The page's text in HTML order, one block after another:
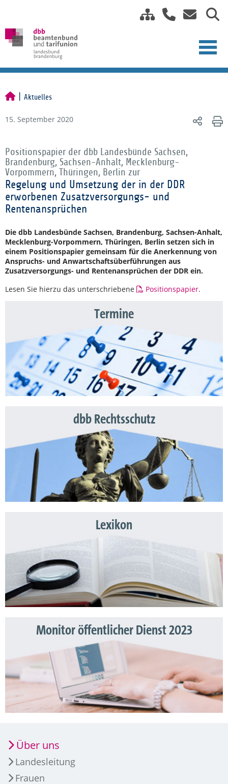
Aktuelles
15. September 2020
Positionspapier der dbb Landesbünde Sachsen,
Brandenburg, Sachsen-Anhalt, Mecklenburg-
Vorpommern, Thüringen, Berlin zur
Regelung und Umsetzung der in der DDR
erworbenen Zusatzversorgungs- und
Rentenansprüchen
Die dbb Landesbünde Sachsen, Brandenburg, Sachsen-Anhalt,
Mecklenburg-Vorpommern, Thüringen, Berlin setzen sich in
einem Positionspapier gemeinsam für die Anerkennung von
Anspruchs- und Anwartschaftsüberführungen aus
Zusatzversorgungs- und Rentenansprüchen der DDR ein.
Lesen Sie hierzu das unterschriebene
Positionspapier.
Termine
dbb Rechtsschutz
Lexikon
Monitor öffentlicher Dienst 2023
Über uns
Landesleitung
Frauen